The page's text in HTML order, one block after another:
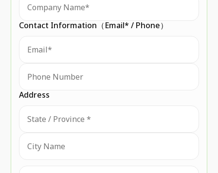
Contact Information （Email* / Phone）
Address